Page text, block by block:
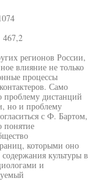
467,2
регионов России,
влияние не только
процессы
Само
проблему дистанций
но и проблему
с Ф. Бартом,
понятие
которыми оно
культуры в
и